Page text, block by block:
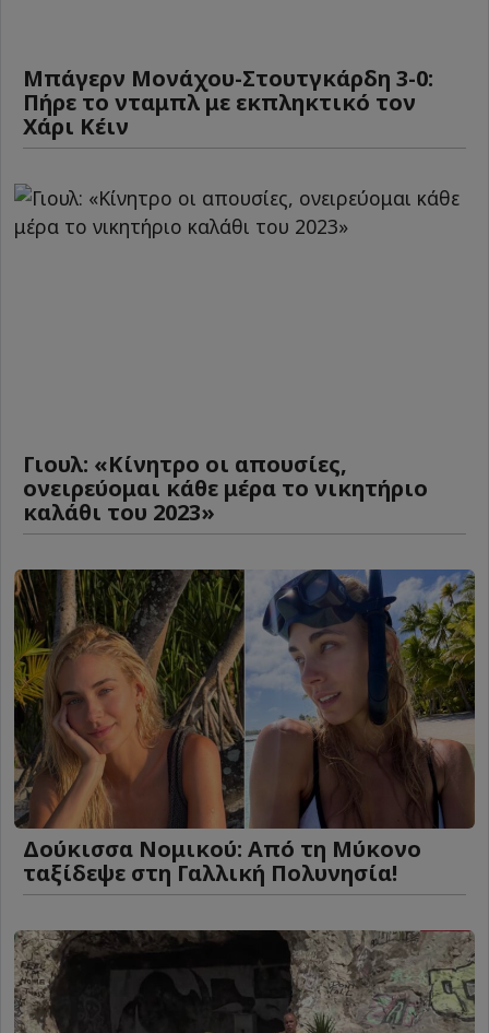
Μπάγερν Μονάχου-Στουτγκάρδη 3-0:
Πήρε το νταμπλ με εκπληκτικό τον
Χάρι Κέιν
Γιουλ: «Κίνητρο οι απουσίες,
ονειρεύομαι κάθε μέρα το νικητήριο
καλάθι του 2023»
Δούκισσα Νομικού: Από τη Μύκονο
ταξίδεψε στη Γαλλική Πολυνησία!